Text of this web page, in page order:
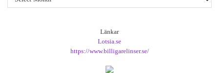
Länkar
Lotsia.se
https://www.billigarelinser.se/